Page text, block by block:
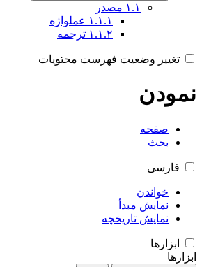
۱.۱ مصدر
۱.۱.۱ عملواژه
۱.۱.۲ ترجمه
تغییر وضعیت فهرست محتویات
نمودن
صفحه
بحث
فارسی
خواندن
نمایش مبدأ
نمایش تاریخچه
ابزارها
ابزارها